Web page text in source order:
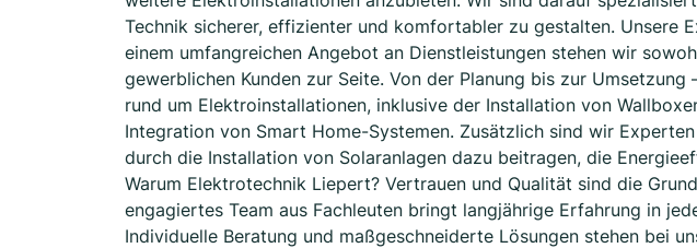
Technik sicherer, effizienter und komfortabler zu gestalten. Unsere
einem umfangreichen Angebot an Dienstleistungen stehen wir
gewerblichen Kunden zur Seite. Von der Planung bis zur Umsetzung
rund um Elektroinstallationen, inklusive der Installation von
Integration von Smart Home-Systemen. Zusätzlich sind wir
durch die Installation von Solaranlagen dazu beitragen, die
Warum Elektrotechnik Liepert? Vertrauen und Qualität sind die
engagiertes Team aus Fachleuten bringt langjährige Erfahrung in
Individuelle Beratung und maßgeschneiderte Lösungen stehen bei